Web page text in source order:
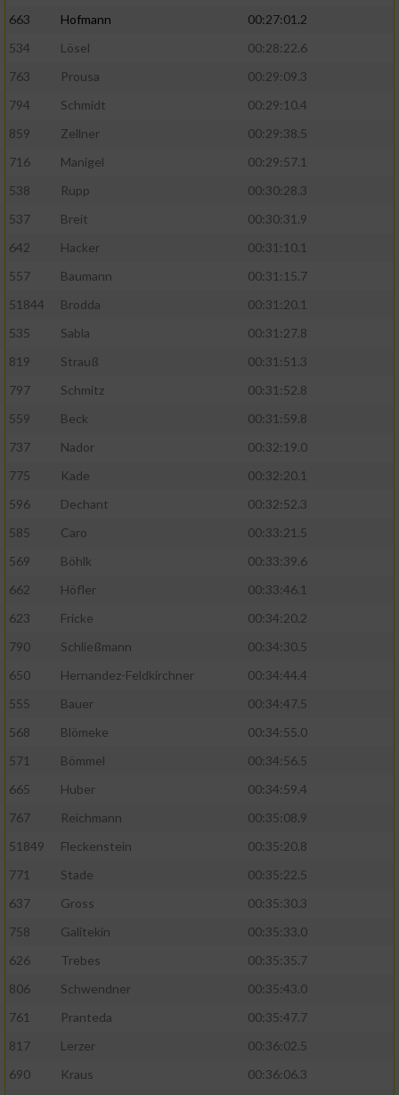
663
Hofmann
00:27:01.2
534
Lösel
00:28:22.6
763
Prousa
00:29:09.3
794
Schmidt
00:29:10.4
859
Zellner
00:29:38.5
716
Manigel
00:29:57.1
538
Rupp
00:30:28.3
537
Breit
00:30:31.9
642
Hacker
00:31:10.1
557
Baumann
00:31:15.7
51844
Brodda
00:31:20.1
535
Sabla
00:31:27.8
819
Strauß
00:31:51.3
797
Schmitz
00:31:52.8
559
Beck
00:31:59.8
737
Nador
00:32:19.0
775
Kade
00:32:20.1
596
Dechant
00:32:52.3
585
Caro
00:33:21.5
569
Böhlk
00:33:39.6
662
Höfler
00:33:46.1
623
Fricke
00:34:20.2
790
Schließmann
00:34:30.5
650
Hernandez-Feldkirchner
00:34:44.4
555
Bauer
00:34:47.5
568
Blömeke
00:34:55.0
571
Bömmel
00:34:56.5
665
Huber
00:34:59.4
767
Reichmann
00:35:08.9
51849
Fleckenstein
00:35:20.8
771
Stade
00:35:22.5
637
Gross
00:35:30.3
758
Galitekin
00:35:33.0
626
Trebes
00:35:35.7
806
Schwendner
00:35:43.0
761
Pranteda
00:35:47.7
817
Lerzer
00:36:02.5
690
Kraus
00:36:06.3